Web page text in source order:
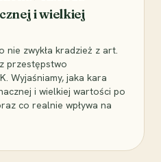
i wielkiej
nie zwykła kradzież z art.
przestępstwo
Wyjaśniamy, jaka kara
i wielkiej wartości po
co realnie wpływa na